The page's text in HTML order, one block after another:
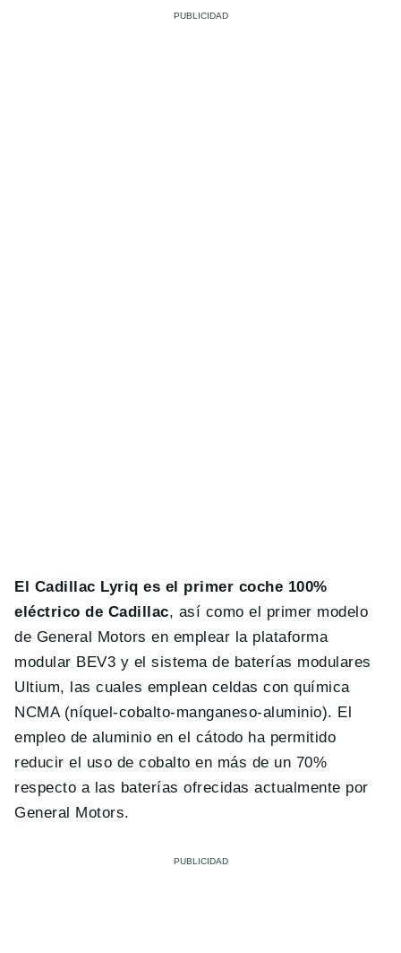
El Cadillac Lyriq es el primer coche 100%
eléctrico de Cadillac, así como el primer modelo
de General Motors en emplear la plataforma
modular BEV3 y el sistema de baterías modulares
Ultium, las cuales emplean celdas con química
NCMA (níquel-cobalto-manganeso-aluminio). El
empleo de aluminio en el cátodo ha permitido
reducir el uso de cobalto en más de un 70%
respecto a las baterías ofrecidas actualmente por
General Motors.